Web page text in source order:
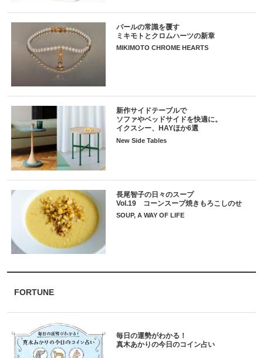
パールの常識を覆す
ミキモトとクロムハーツの新章
MIKIMOTO CHROME HEARTS
新作サイドテーブルで
ソファやベッドサイドを快適に。
イクスシー、HAYほか6選
New Side Tables
長尾智子の日々のスープ
Vol.19 コーンスープ焼きもろこしのせ
SOUP, A WAY OF LIFE
FORTUNE
毎日の運勢がわかる！